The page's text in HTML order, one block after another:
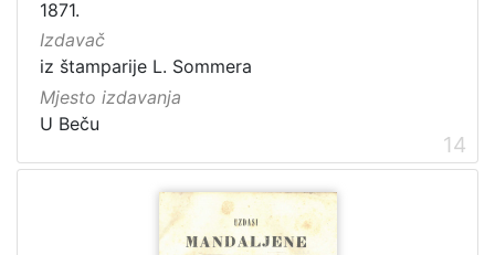
1871.
Izdavač
iz štamparije L. Sommera
Mjesto izdavanja
U Beču
14